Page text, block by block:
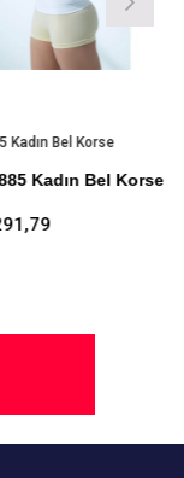
Bel Korse
Kadın Bel Korse
Polyemid %17